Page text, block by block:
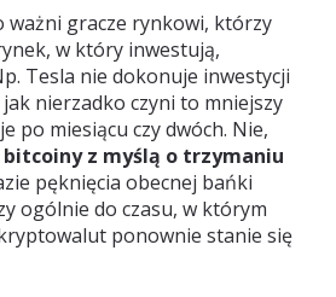
ważni gracze rynkowi, którzy
w który inwestują,
Tesla nie dokonuje inwestycji
nierzadko czyni to mniejszy
po miesiącu czy dwóch. Nie,
z myślą o trzymaniu
pęknięcia obecnej bańki
ogólnie do czasu, w którym
ponownie stanie się